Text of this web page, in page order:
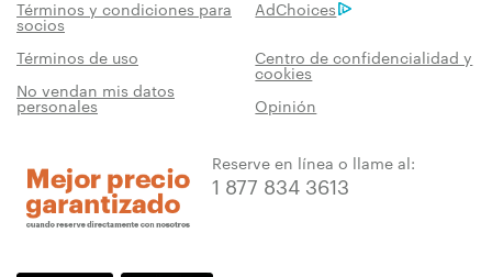
Términos y condiciones para
socios
AdChoices
Términos de uso Centro de confidencialidad y
cookies
No vendan mis datos
personales Opinión
Reserve en línea o llame al:
1 877 834 3613